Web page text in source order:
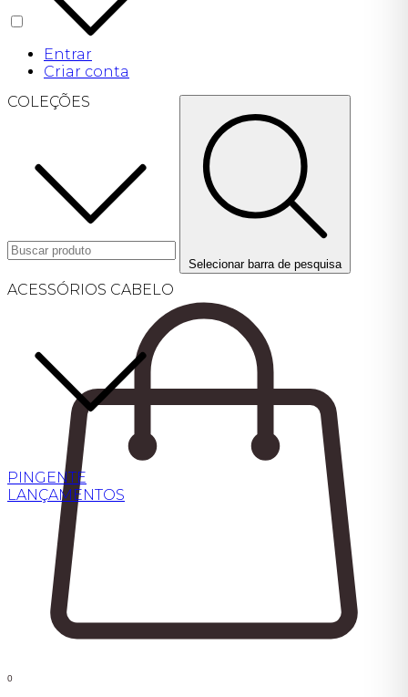
COLEÇÕES
ACESSÓRIOS CABELO
PINGENTE
LANÇAMENTOS
Entrar
Criar conta
Selecionar barra de pesquisa
0